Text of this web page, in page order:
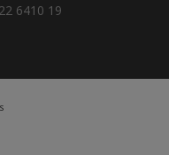
6410 19